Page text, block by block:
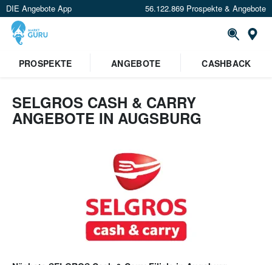
DIE Angebote App 56.122.869 Prospekte & Angebote
PROSPEKTE
ANGEBOTE CASHBACK
SELGROS CASH & CARRY
ANGEBOTE IN AUGSBURG